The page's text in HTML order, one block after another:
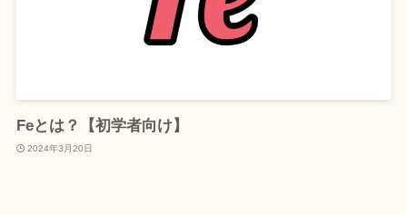
Feとは？【初学者向け】
2024年3月20日